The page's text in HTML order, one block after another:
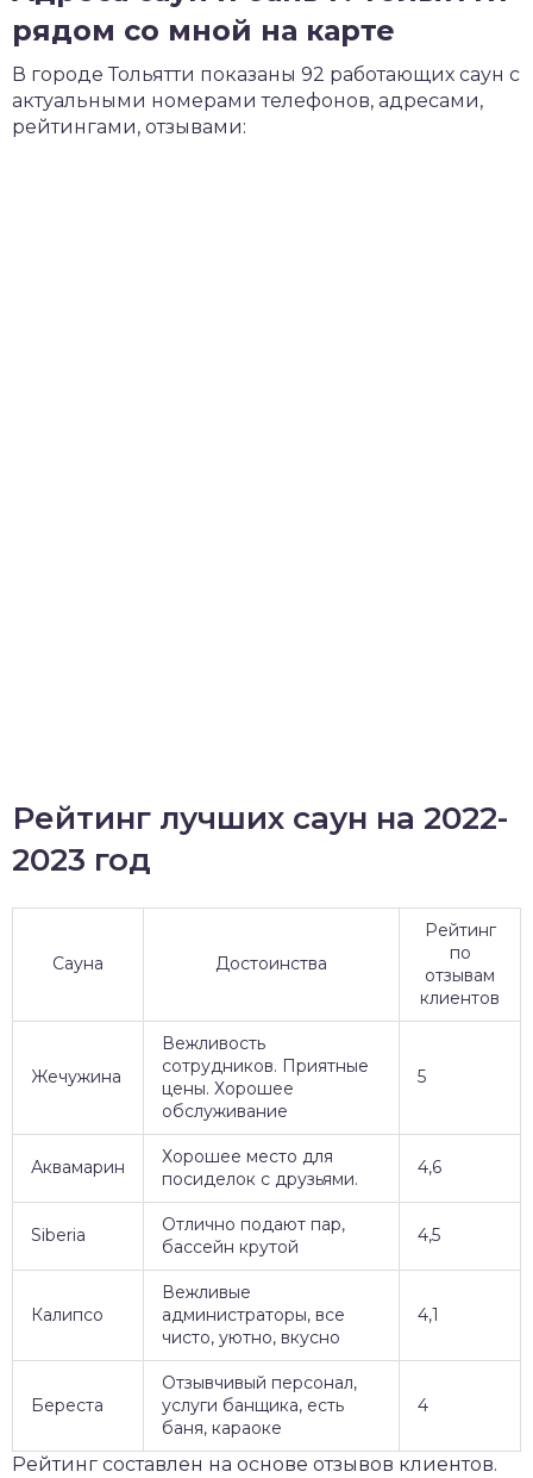
рядом со мной на карте
В городе Тольятти показаны 92 работающих саун с
актуальными номерами телефонов, адресами,
рейтингами, отзывами:
Рейтинг лучших саун на 2022-
2023 год
Сауна Достоинства
Рейтинг
по
отзывам
клиентов
Жечужина
Вежливость
сотрудников. Приятные
цены. Хорошее
обслуживание
5
Аквамарин
Хорошее место для
посиделок с друзьями.
4,6
Siberia
Отлично подают пар,
бассейн крутой
4,5
Калипсо
Вежливые
администраторы, все
чисто, уютно, вкусно
4,1
Береста
Отзывчивый персонал,
услуги банщика, есть
баня, караоке
4
Рейтинг составлен на основе отзывов клиентов.